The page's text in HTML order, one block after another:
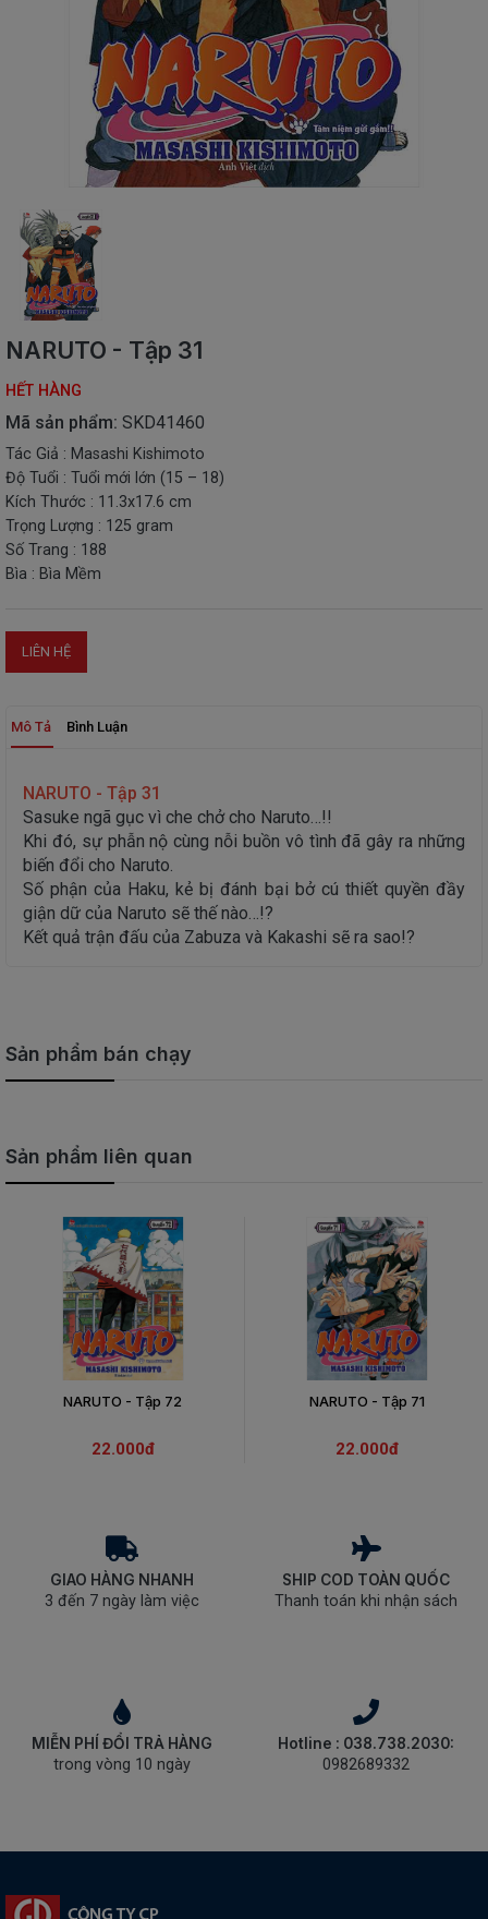
SÁCH
NGOẠI
NGỮ
VPP
-
ĐỒ
DÙNG
SINH
QUÀ
TẶNG
ĐỒ
CHƠI
THIẾT
STEM
NARUTO - Tập 31
HẾT HÀNG
Mã sản phẩm: SKD41460
Tác Giả : Masashi Kishimoto
Độ Tuổi : Tuổi mới lớn (15 – 18)
Kích Thước : 11.3x17.6 cm
Trọng Lượng : 125 gram
Số Trang : 188
Bìa : Bìa Mềm
LIÊN HỆ
Mô Tả Bình Luận
NARUTO - Tập 31
Sasuke ngã gục vì che chở cho Naruto…!!
Khi đó, sự phẫn nộ cùng nỗi buồn vô tình đã gây ra những
biến đổi cho Naruto.
Số phận của Haku, kẻ bị đánh bại bở cú thiết quyền đầy
giận dữ của Naruto sẽ thế nào…!?
Kết quả trận đấu của Zabuza và Kakashi sẽ ra sao!?
Sản phẩm bán chạy
Sản phẩm liên quan
NARUTO - Tập 72
22.000đ
NARUTO - Tập 71
22.000đ
GIAO HÀNG NHANH
3 đến 7 ngày làm việc
SHIP COD TOÀN QUỐC
Thanh toán khi nhận sách
MIỄN PHÍ ĐỔI TRẢ HÀNG
trong vòng 10 ngày
Hotline : 038.738.2030:
0982689332